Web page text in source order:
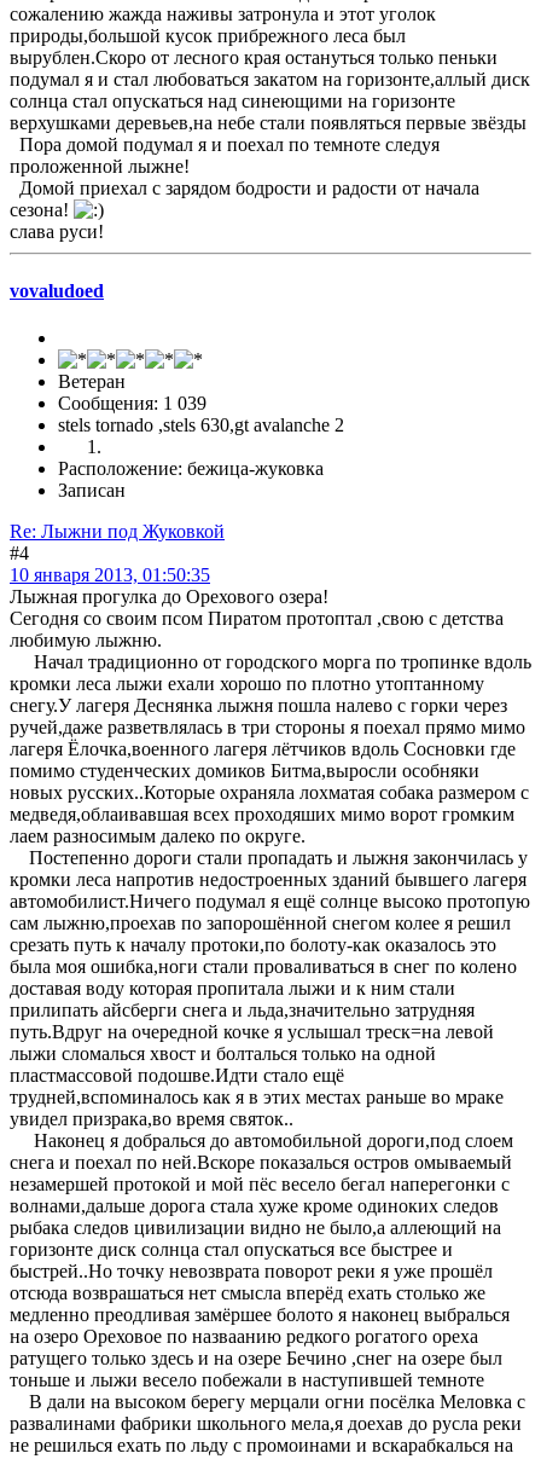
сожалению жажда наживы затронула и этот уголок
природы,большой кусок прибрежного леса был
вырублен.Скоро от лесного края остануться только пеньки
подумал я и стал любоваться закатом на горизонте,аллый диск
солнца стал опускаться над синеющими на горизонте
верхушками деревьев,на небе стали появляться первые звёзды
Пора домой подумал я и поехал по темноте следуя
проложенной лыжне!
Домой приехал с зарядом бодрости и радости от начала
сезона!
слава руси!
vovaludoed
Ветеран
Сообщения: 1 039
stels tornado ,stels 630,gt avalanche 2
Расположение: бежица-жуковка
Записан
Re: Лыжни под Жуковкой
#4
10 января 2013, 01:50:35
Лыжная прогулка до Орехового озера!
Сегодня со своим псом Пиратом протоптал ,свою с детства
любимую лыжню.
Начал традиционно от городского морга по тропинке вдоль
кромки леса лыжи ехали хорошо по плотно утоптанному
снегу.У лагеря Деснянка лыжня пошла налево с горки через
ручей,даже разветвлялась в три стороны я поехал прямо мимо
лагеря Ёлочка,военного лагеря лётчиков вдоль Сосновки где
помимо студенческих домиков Битма,выросли особняки
новых русских..Которые охраняла лохматая собака размером с
медведя,облаивавшая всех проходяших мимо ворот громким
лаем разносимым далеко по округе.
Постепенно дороги стали пропадать и лыжня закончилась у
кромки леса напротив недостроенных зданий бывшего лагеря
автомобилист.Ничего подумал я ещё солнце высоко протопую
сам лыжню,проехав по запорошённой снегом колее я решил
срезать путь к началу протоки,по болоту-как оказалось это
была моя ошибка,ноги стали проваливаться в снег по колено
доставая воду которая пропитала лыжи и к ним стали
прилипать айсберги снега и льда,значительно затрудняя
путь.Вдруг на очередной кочке я услышал треск=на левой
лыжи сломалься хвост и болталься только на одной
пластмассовой подошве.Идти стало ещё
трудней,вспоминалось как я в этих местах раньше во мраке
увидел призрака,во время святок..
Наконец я добралься до автомобильной дороги,под слоем
снега и поехал по ней.Вскоре показалься остров омываемый
незамершей протокой и мой пёс весело бегал наперегонки с
волнами,дальше дорога стала хуже кроме одиноких следов
рыбака следов цивилизации видно не было,а аллеющий на
горизонте диск солнца стал опускаться все быстрее и
быстрей..Но точку невозврата поворот реки я уже прошёл
отсюда возврашаться нет смысла вперёд ехать столько же
медленно преодливая замёршее болото я наконец выбралься
на озеро Ореховое по назваанию редкого рогатого ореха
ратущего только здесь и на озере Бечино ,снег на озере был
тоньше и лыжи весело побежали в наступившей темноте
В дали на высоком берегу мерцали огни посёлка Меловка с
развалинами фабрики школьного мела,я доехав до русла реки
не решилься ехать по льду с промоинами и вскарабкалься на